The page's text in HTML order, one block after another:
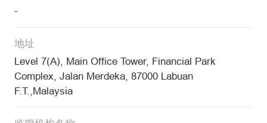
-
地址
Level 7(A), Main Office Tower, Financial Park
Complex, Jalan Merdeka, 87000 Labuan
F.T.,Malaysia